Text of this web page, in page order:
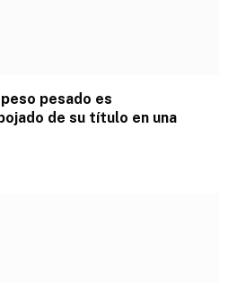
pesado es
de su título en una